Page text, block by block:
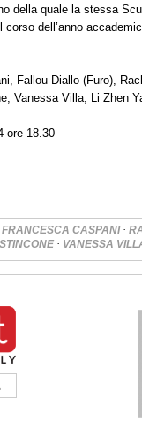
della quale la stessa
dell’anno
Fallou Diallo (Furo),
Vanessa Villa, Li Zhen
ore 18.30
FRANCESCA CASPANI ·
· VANESSA